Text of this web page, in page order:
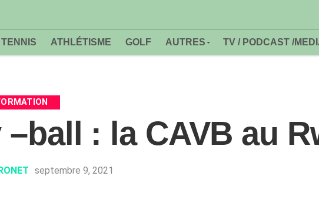
TENNIS ATHLÉTISME GOLF AUTRES TV / PODCAST /
–ball : la CAVB au
septembre 9, 2021